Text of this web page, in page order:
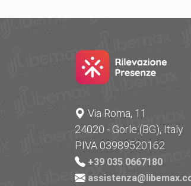
Via Roma, 11
24020 - Gorle (BG), Italy
P.IVA 03989520162
+39 035 0667180